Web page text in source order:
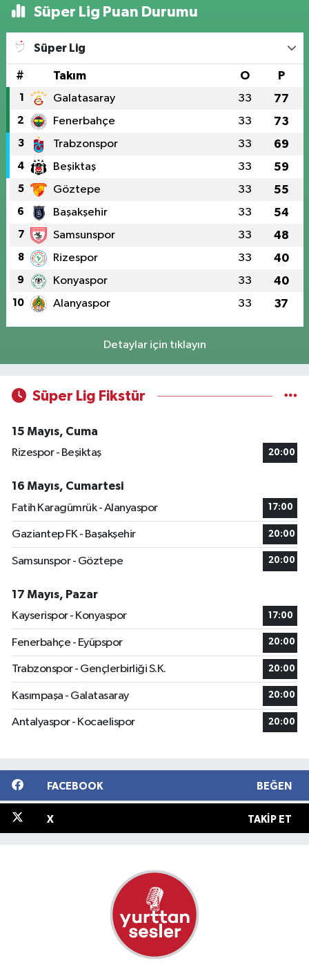
Süper Lig Puan Durumu
Süper Lig
# Takım O P
1 Galatasaray 33 77
2 Fenerbahçe 33 73
3 Trabzonspor 33 69
4 Beşiktaş 33 59
5 Göztepe 33 55
6 Başakşehir 33 54
7 Samsunspor 33 48
8 Rizespor 33 40
9 Konyaspor 33 40
10 Alanyaspor 33 37
Detaylar için tıklayın
Süper Lig Fikstür
15 Mayıs, Cuma
Rizespor - Beşiktaş
20:00
16 Mayıs, Cumartesi
Fatih Karagümrük - Alanyaspor
17:00
Gaziantep FK - Başakşehir 20:00
Samsunspor - Göztepe 20:00
17 Mayıs, Pazar
Kayserispor - Konyaspor
17:00
Fenerbahçe - Eyüpspor 20:00
Trabzonspor - Gençlerbirliği S.K. 20:00
Kasımpaşa - Galatasaray 20:00
Antalyaspor - Kocaelispor 20:00
FACEBOOK BEĞEN
X TAKIP ET